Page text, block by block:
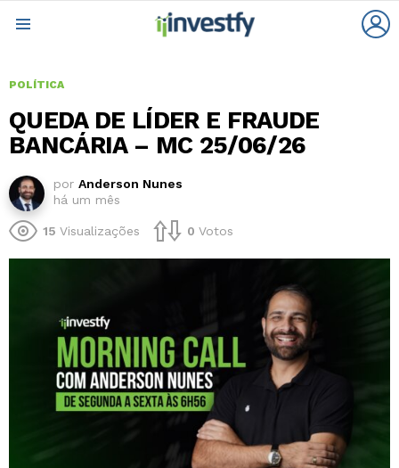
POLÍTICA
QUEDA DE LÍDER E FRAUDE
BANCÁRIA – MC 25/06/26
por Anderson Nunes
há um mês
15 Visualizações 0 Votos